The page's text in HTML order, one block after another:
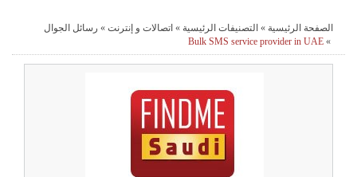
الصفحة الرئيسية » التصنيفات الرئيسية » اتصالات و إنترنت » رسائل الجوال
»
Bulk SMS service provider in UAE